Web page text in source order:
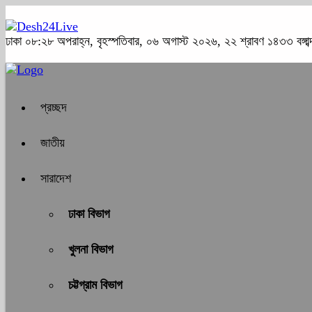
ঢাকা ০৮:২৮ অপরাহ্ন, বৃহস্পতিবার, ০৬ অগাস্ট ২০২৬, ২২ শ্রাবণ ১৪৩৩
প্রচ্ছদ
জাতীয়
সারাদেশ
ঢাকা বিভাগ
খুলনা বিভাগ
চট্টগ্রাম বিভাগ